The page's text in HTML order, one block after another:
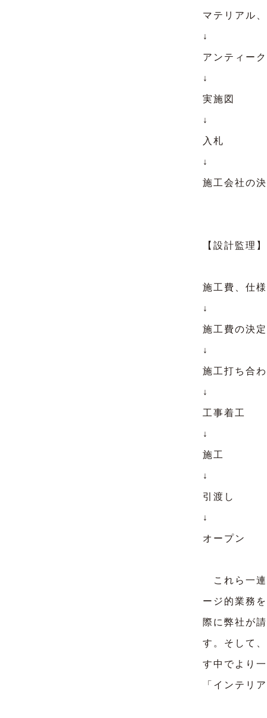
マテリアル
↓
アンティー
↓
実施図
↓
入札
↓
施工会社の
【設計監理】
施工費、仕
↓
施工費の決定
↓
施工打ち合
↓
工事着工
↓
施工
↓
引渡し
↓
オープン
これら一連
ージ的業務
際に弊社が
す。そして
す中でより
「インテリ